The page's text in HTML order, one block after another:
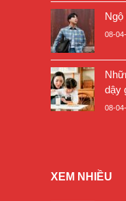
08-
dậy
08-
XEM NHIỀU